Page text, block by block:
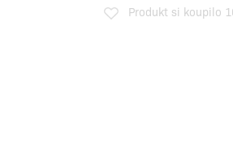
Produkt si koupilo